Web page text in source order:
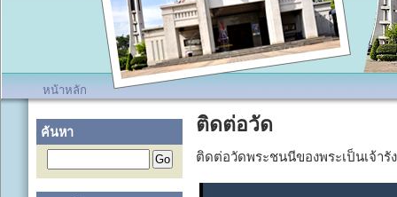
หน้าหลัก
ค้นหา ติดต่อวัด
ติดต่อวัดพระชนนีของพระเป็นเจ้ารั